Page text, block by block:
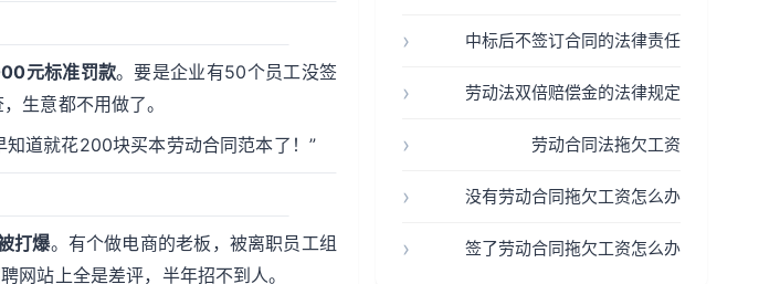
元标准罚款。要是企业有50个员工没签
生意都不用做了。
道就花200块买本劳动合同范本了！”
打爆。有个做电商的老板，被离职员工组
网站上全是差评，半年招不到人。
中标后不签订合同的法律责任
劳动法双倍赔偿金的法律规定
劳动合同法拖欠工资
没有劳动合同拖欠工资怎么办
签了劳动合同拖欠工资怎么办